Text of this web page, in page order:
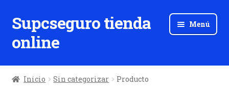
Ir
a
la
Ir
al
contenido
Supcseguro tienda
online
Menú
Inicio Sin categorizar Producto